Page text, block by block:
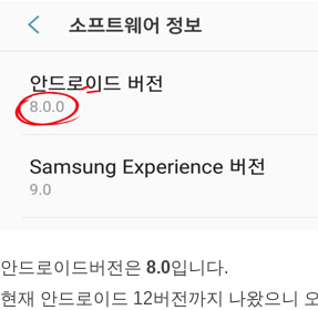
안드로이드버전은 8.0입니다.
현재 안드로이드 12버전까지 나왔으니